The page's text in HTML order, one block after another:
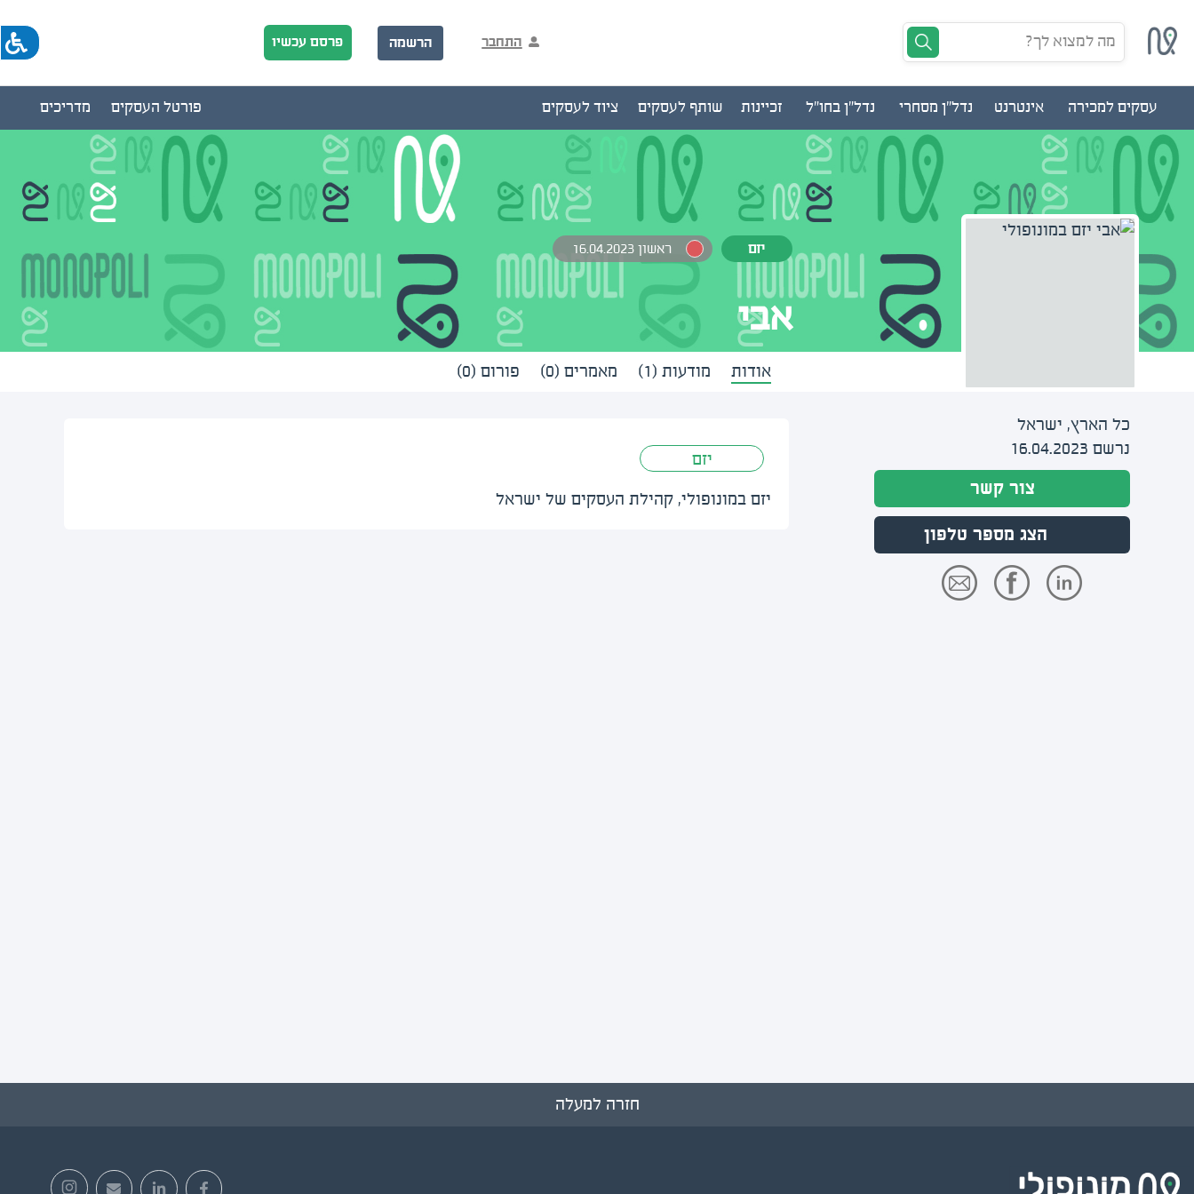
מה למצוא לך? התחבר הרשמה פרסם עכשיו
עסקים למכירה אינטרנט נדל"ן מסחרי נדל"ן בחו"ל זכיינות שותף לעסקים ציוד לעסקים מדריכים פורטל העסקים
יזם ראשון 16.04.2023
אבי
כל הארץ, ישראל
נרשם 16.04.2023
צור קשר
הצג מספר טלפון
אודות מודעות (1) מאמרים (0) פורום (0)
יזם
יזם במונופולי, קהילת העסקים של ישראל
חזרה למעלה